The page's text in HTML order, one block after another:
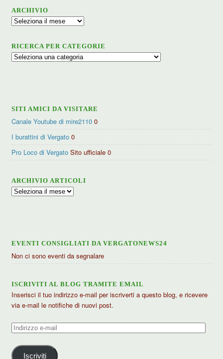
ARCHIVIO
Archivio
RICERCA PER CATEGORIE
Ricerca
SITI AMICI DA VISITARE
Canale Youtube di mire2110 0
I burattini di Vergato 0
Pro Loco di Vergato Sito ufficiale 0
ARCHIVIO ARTICOLI
Archivio
EVENTI CONSIGLIATI DA VERGATONEWS24
Non ci sono eventi da segnalare
ISCRIVITI AL BLOG TRAMITE EMAIL
Inserisci il tuo indirizzo e-mail per iscriverti a questo blog, e ricevere
via e-mail le notifiche di nuovi post.
Indirizzo
mail
Iscriviti